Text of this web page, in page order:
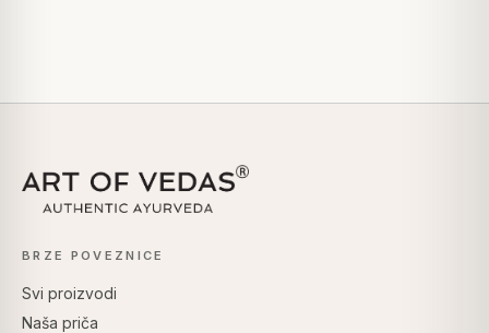
BRZE POVEZNICE
Svi proizvodi
Naša priča